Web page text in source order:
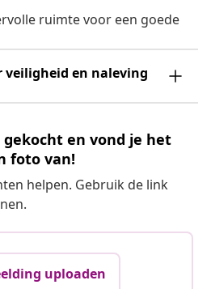
ruimte voor een goede
en naleving
en vond je het
foto van!
helpen. Gebruik de link
uploaden